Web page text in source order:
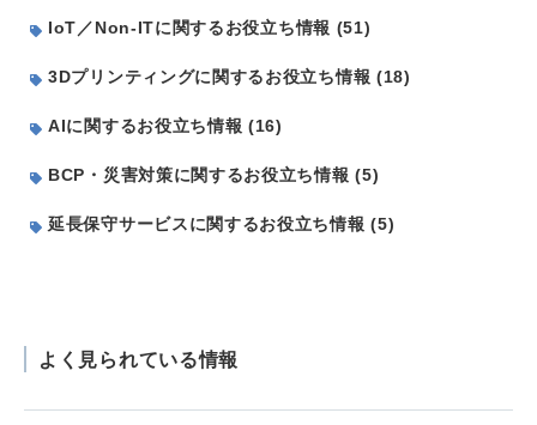
IoT／Non-ITに関するお役立ち情報 (51)
3Dプリンティングに関するお役立ち情報 (18)
AIに関するお役立ち情報 (16)
BCP・災害対策に関するお役立ち情報 (5)
延長保守サービスに関するお役立ち情報 (5)
よく見られている情報